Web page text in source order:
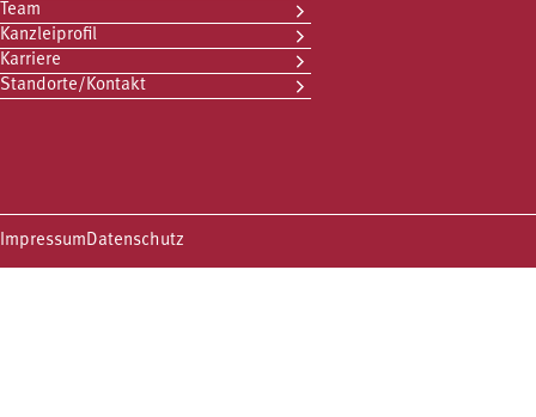
Team
Kanzleiprofil
Karriere
Standorte/Kontakt
ImpressumDatenschutz